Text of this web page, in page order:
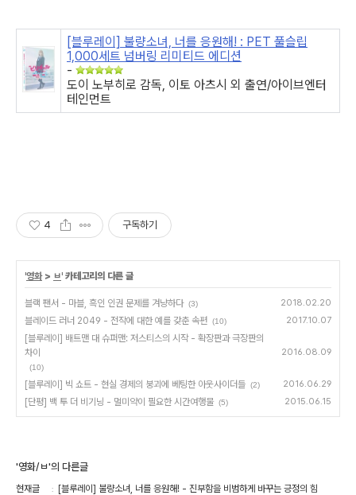
[블루레이] 불량소녀, 너를 응원해! : PET 풀슬립
1,000세트 넘버링 리미티드 에디션
-
도이 노부히로 감독, 이토 아츠시 외 출연/아이브엔터
테인먼트
4 구독하기
'영화> ㅂ' 카테고리의 다른 글
블랙 팬서 - 마블, 흑인 인권 문제를 겨냥하다 (3) 2018.02.20
블레이드 러너 2049 - 전작에 대한 예를 갖춘 속편 (10) 2017.10.07
[블루레이] 배트맨 대 슈퍼맨: 저스티스의 시작 - 확장판과 극장판의
차이
(10)
2016.08.09
[블루레이] 빅 쇼트 - 현실 경제의 붕괴에 베팅한 아웃사이더들 (2) 2016.06.29
[단평] 백 투 더 비기닝 - 멀미약이 필요한 시간여행물 (5) 2015.06.15
'영화/ㅂ'의 다른글
현재글 [블루레이] 불량소녀, 너를 응원해! - 진부함을 비범하게 바꾸는 긍정의 힘